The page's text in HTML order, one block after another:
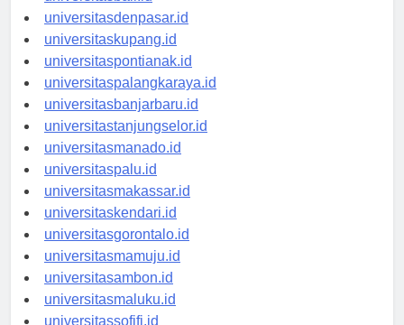
universitasbali.id
universitasdenpasar.id
universitaskupang.id
universitaspontianak.id
universitaspalangkaraya.id
universitasbanjarbaru.id
universitastanjungselor.id
universitasmanado.id
universitaspalu.id
universitasmakassar.id
universitaskendari.id
universitasgorontalo.id
universitasmamuju.id
universitasambon.id
universitasmaluku.id